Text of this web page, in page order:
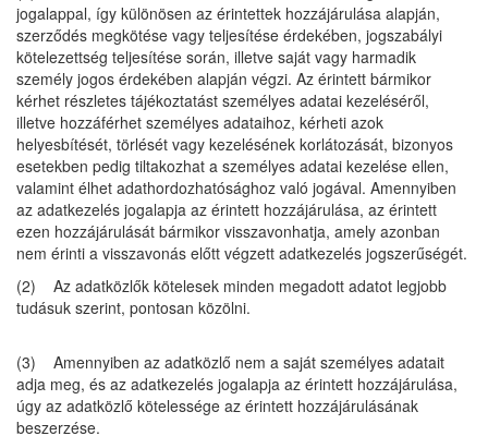
jogalappal, így különösen az érintettek hozzájárulása alapján,
szerződés megkötése vagy teljesítése érdekében, jogszabályi
kötelezettség teljesítése során, illetve saját vagy harmadik
személy jogos érdekében alapján végzi. Az érintett bármikor
kérhet részletes tájékoztatást személyes adatai kezeléséről,
illetve hozzáférhet személyes adataihoz, kérheti azok
helyesbítését, törlését vagy kezelésének korlátozását, bizonyos
esetekben pedig tiltakozhat a személyes adatai kezelése ellen,
valamint élhet adathordozhatósághoz való jogával. Amennyiben
az adatkezelés jogalapja az érintett hozzájárulása, az érintett
ezen hozzájárulását bármikor visszavonhatja, amely azonban
nem érinti a visszavonás előtt végzett adatkezelés jogszerűségét.
(2) Az adatközlők kötelesek minden megadott adatot legjobb
tudásuk szerint, pontosan közölni.
(3) Amennyiben az adatközlő nem a saját személyes adatait
adja meg, és az adatkezelés jogalapja az érintett hozzájárulása,
úgy az adatközlő kötelessége az érintett hozzájárulásának
beszerzése.